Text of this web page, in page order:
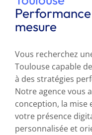
Ressources
Société
Nous contacter
mesure
Vous recherchez
Toulouse capable
à des stratégies
Notre agence vous
conception, la
votre présence
personnalisée et